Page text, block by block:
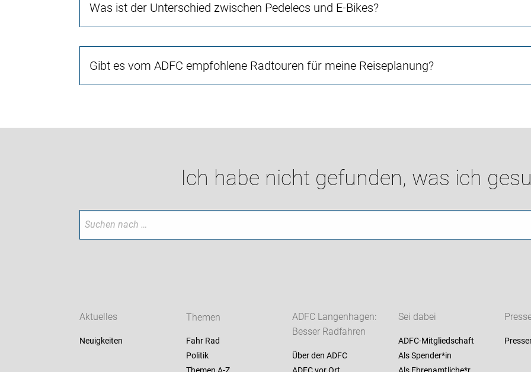
Was ist der Unterschied zwischen Pedelecs und E-Bikes?
Gibt es vom ADFC empfohlene Radtouren für meine Reiseplanung?
Ich habe nicht gefunden, was ich
Aktuelles
Neuigkeiten
Themen
Fahr Rad
Politik
ADFC Langenhagen:
Besser Radfahren
Über den ADFC
Sei dabei
ADFC-Mitgliedschaft
Als Spender*in